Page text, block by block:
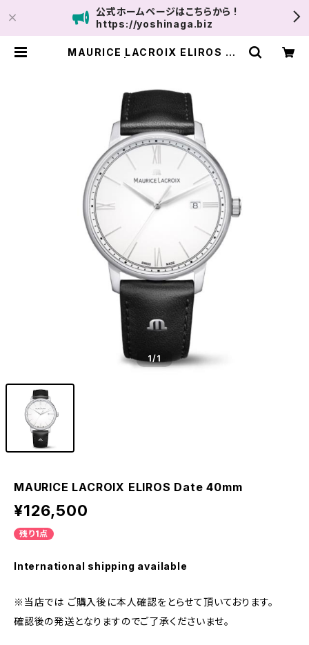
公式ホームページはこちらから !
https://yoshinaga.biz
MAURICE LACROIX ELIROS Da
1/1
MAURICE LACROIX ELIROS Date 40mm
¥126,500
残り1点
International shipping available
※当店では ご購入後に本人確認をとらせて頂いております。
確認後の発送となりますのでご了承くださいませ。